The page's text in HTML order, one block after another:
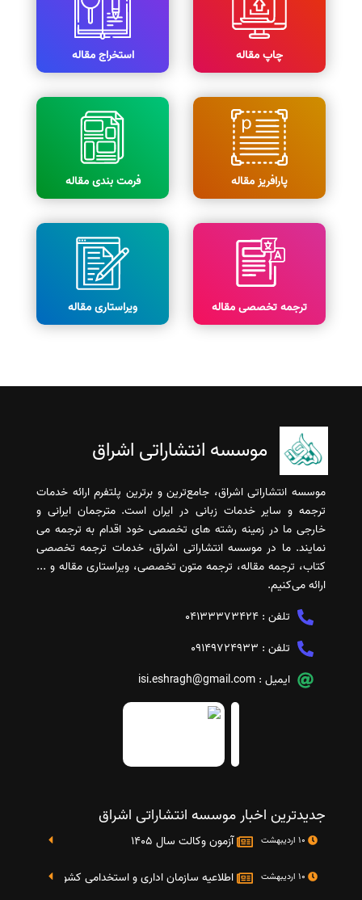
چاپ مقاله استخراج مقاله
پارافریز مقاله فرمت بندی مقاله
ترجمه تخصصی مقاله ویراستاری مقاله
موسسه انتشاراتی اشراق
موسسه انتشاراتی اشراق، جامع‌ترین و برترین پلتفرم ارائه خدمات
ترجمه و سایر خدمات زبانی در ایران است. مترجمان ایرانی و
خارجی ما در زمینه رشته های تخصصی خود اقدام به ترجمه می
نمایند. ما در موسسه انتشاراتی اشراق، خدمات ترجمه تخصصی
کتاب، ترجمه مقاله، ترجمه متون تخصصی، ویراستاری مقاله و ...
ارائه می‌کنیم.
تلفن : 04133373424
تلفن : 09149724933
ایمیل : isi.eshragh@gmail.com
جدیدترین اخبار موسسه انتشاراتی اشراق
آزمون وکالت سال 1405
اطلاعیه سازمان اداری و استخدامی کشور در خصوص